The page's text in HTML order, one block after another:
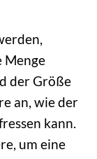
Menge
der Größe
an, wie der
kann.
um eine